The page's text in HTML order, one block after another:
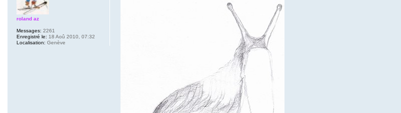
roland az
Messages: 2261
Enregistré le: 18 Aoû 2010, 07:32
Localisation: Genève